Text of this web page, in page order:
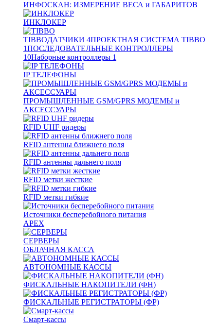
ИНФОСКАН: ИЗМЕРЕНИЕ ВЕСА и ГАБАРИТОВ
ИНКЛОКЕР
TIBBOДАТЧИКИ 4ПРОЕКТНАЯ СИСТЕМА TIBBO
1ПОСЛЕДОВАТЕЛЬНЫЕ КОНТРОЛЛЕРЫ
10Наборные контроллеры 1
IP ТЕЛЕФОНЫ
ПРОМЫШЛЕННЫЕ GSM/GPRS МОДЕМЫ и
АКСЕССУАРЫ
RFID UHF ридеры
RFID антенны ближнего поля
RFID антенны дальнего поля
RFID метки жесткие
RFID метки гибкие
Источники бесперебойного питания
APEX
СЕРВЕРЫ
ОБЛАЧНАЯ КАССА
АВТОНОМНЫЕ КАССЫ
ФИСКАЛЬНЫЕ НАКОПИТЕЛИ (ФН)
ФИСКАЛЬНЫЕ РЕГИСТРАТОРЫ (ФР)
Смарт-кассы